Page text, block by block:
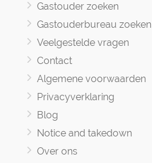
Gastouder zoeken
Gastouderbureau zoeken
Veelgestelde vragen
Contact
Algemene voorwaarden
Privacyverklaring
Blog
Notice and takedown
Over ons